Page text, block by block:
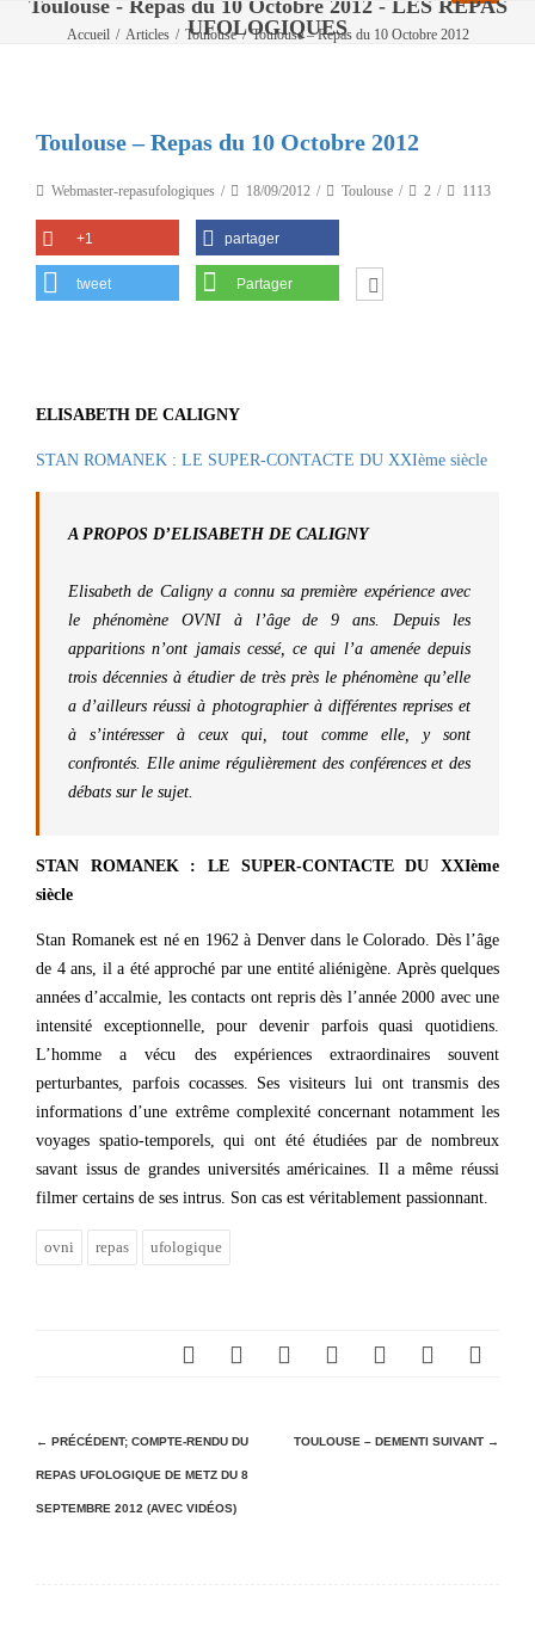
Toulouse - Repas du 10 Octobre 2012 - LES REPAS
UFOLOGIQUES
Accueil / Articles / Toulouse / Toulouse – Repas du 10 Octobre 2012
Toulouse – Repas du 10 Octobre 2012
Webmaster-repasufologiques 18/09/2012 Toulouse 2 1113
+1 partager
tweet Partager
ELISABETH DE CALIGNY
STAN ROMANEK : LE SUPER-CONTACTE DU XXIème siècle
A PROPOS D’ELISABETH DE CALIGNY
Elisabeth de Caligny a connu sa première expérience avec
le phénomène OVNI à l’âge de 9 ans. Depuis les
apparitions n’ont jamais cessé, ce qui l’a amenée depuis
trois décennies à étudier de très près le phénomène qu’elle
a d’ailleurs réussi à photographier à différentes reprises et
à s’intéresser à ceux qui, tout comme elle, y sont
confrontés. Elle anime régulièrement des conférences et des
débats sur le sujet.
STAN ROMANEK : LE SUPER-CONTACTE DU XXIème
siècle
Stan Romanek est né en 1962 à Denver dans le Colorado. Dès l’âge
de 4 ans, il a été approché par une entité aliénigène. Après quelques
années d’accalmie, les contacts ont repris dès l’année 2000 avec une
intensité exceptionnelle, pour devenir parfois quasi quotidiens.
L’homme a vécu des expériences extraordinaires souvent
perturbantes, parfois cocasses. Ses visiteurs lui ont transmis des
informations d’une extrême complexité concernant notamment les
voyages spatio-temporels, qui ont été étudiées par de nombreux
savant issus de grandes universités américaines. Il a même réussi
filmer certains de ses intrus. Son cas est véritablement passionnant.
ovni repas ufologique
N
a
v
← PRÉCÉDENT; COMPTE-RENDU DU
REPAS UFOLOGIQUE DE METZ DU 8
SEPTEMBRE 2012 (AVEC VIDÉOS)
TOULOUSE – DEMENTI SUIVANT →